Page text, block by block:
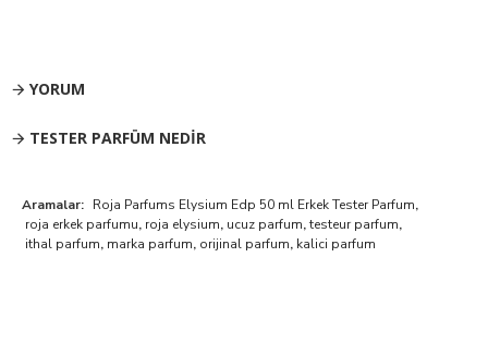
YORUM
TESTER PARFÜM NEDIR
Aramalar: Roja Parfums Elysium Edp 50 ml Erkek Tester Parfum,
roja erkek parfumu, roja elysium, ucuz parfum,testeur parfum,
ithal parfum, marka parfum, orijinal parfum, kalici parfum